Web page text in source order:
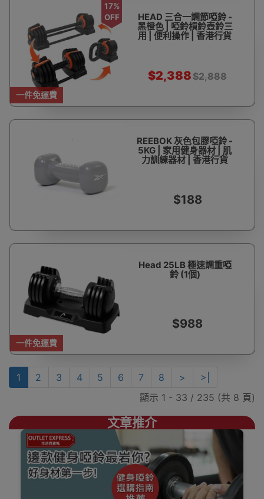
一件免運費
17%
OFF
HEAD 三合一調節啞鈴 -
黑橙色 | 啞鈴槓鈴壺鈴三
用 | 便利操作 | 香港行貨
$2,388$2,888
REEBOK 灰色包膠啞鈴 -
5KG | 家用健身器材 | 肌
力訓練器材 | 香港行貨
$188
一件免運費
Head 25LB 極速調重啞
鈴 (1個)
$988
1 2 3 4 5 6 7 8 >
>|
顯示 1 - 33 / 235 (共 8 頁)
文章推介